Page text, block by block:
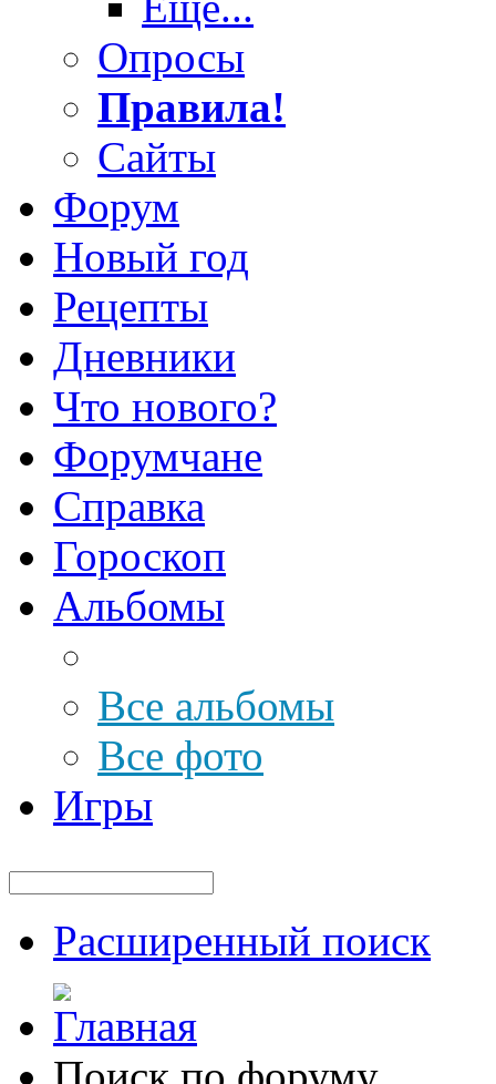
Опросы
Правила!
Сайты
Форум
Новый год
Рецепты
Дневники
Что нового?
Форумчане
Справка
Гороскоп
Альбомы
Все альбомы
Все фото
Игры
Расширенный поиск